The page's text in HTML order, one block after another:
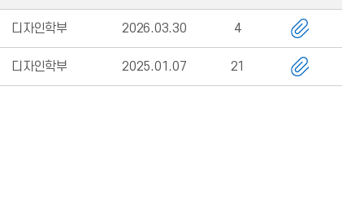
디자인학부 2026.03.30 4
디자인학부 2025.01.07 21